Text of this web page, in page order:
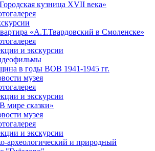
кузница XVII века»
«А.Т.Твардовский в Смоленске»
и экскурсии
в годы ВОВ 1941-1945 гг.
музея
и экскурсии
мире сказки»
музея
и экскурсии
археологический и природный